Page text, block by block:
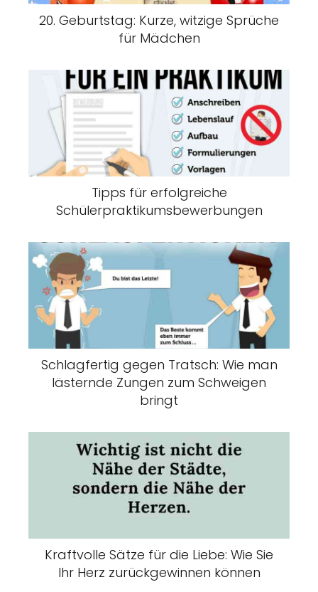
20. Geburtstag: Kurze, witzige Sprüche
für Mädchen
Tipps für erfolgreiche
Schülerpraktikumsbewerbungen
Schlagfertig gegen Tratsch: Wie man
lästernde Zungen zum Schweigen
bringt
Kraftvolle Sätze für die Liebe: Wie Sie
Ihr Herz zurückgewinnen können